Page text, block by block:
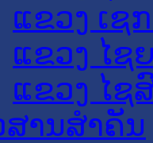
ແຂວງ ເຊ
ແຂວງ ໄຊ
ແຂວງ ໄຊ
ສານສໍາຄັນ